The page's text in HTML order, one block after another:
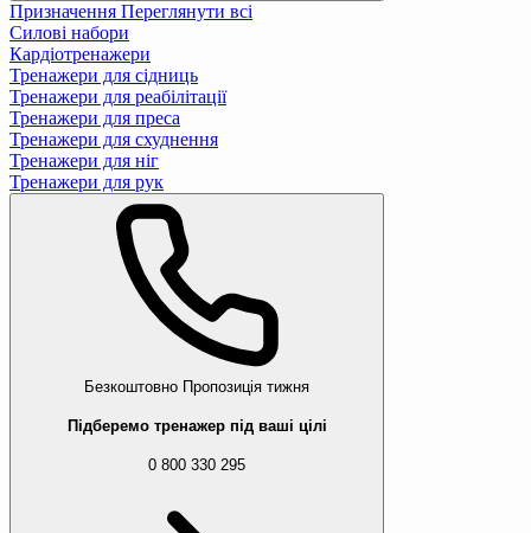
Призначення Переглянути всі
Силові набори
Кардіотренажери
Тренажери для сідниць
Тренажери для реабілітації
Тренажери для преса
Тренажери для схуднення
Тренажери для ніг
Тренажери для рук
Безкоштовно Пропозиція тижня
Підберемо тренажер під ваші цілі
0 800 330 295